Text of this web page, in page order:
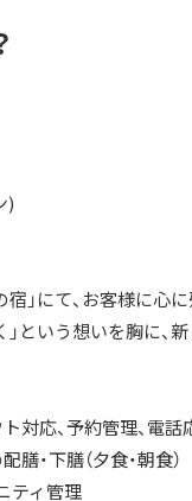
)
」にて、お客様に
という想いを胸に、
対応、予約管理、電話
・下膳（夕食・朝食）
ティ管理